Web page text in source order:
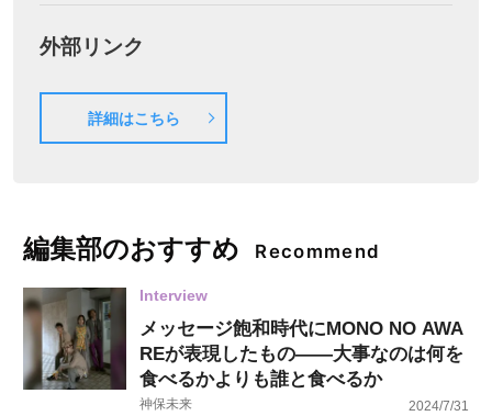
外部リンク
詳細はこちら
編集部のおすすめ Recommend
Interview
メッセージ飽和時代にMONO NO AWA
REが表現したもの――大事なのは何を
食べるかよりも誰と食べるか
神保未来 2024/7/31